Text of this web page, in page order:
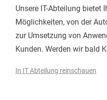
Unsere IT-Abteilung bietet
Möglichkeiten, von der
zur Umsetzung von
Kunden. Werden wir bald
In IT Abteilung reinschauen